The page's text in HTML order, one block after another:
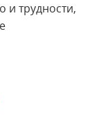
и трудности,